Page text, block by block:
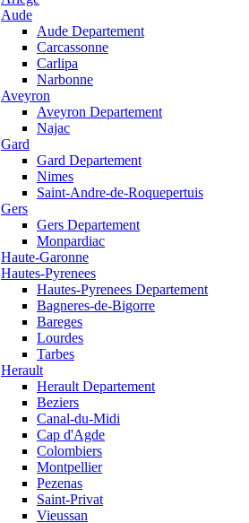
Aude
Aude Departement
Carcassonne
Carlipa
Narbonne
Aveyron
Aveyron Departement
Najac
Gard
Gard Departement
Nimes
Saint-Andre-de-Roquepertuis
Gers
Gers Departement
Monpardiac
Haute-Garonne
Hautes-Pyrenees
Hautes-Pyrenees Departement
Bagneres-de-Bigorre
Bareges
Lourdes
Tarbes
Herault
Herault Departement
Beziers
Canal-du-Midi
Cap d'Agde
Colombiers
Montpellier
Pezenas
Saint-Privat
Vieussan